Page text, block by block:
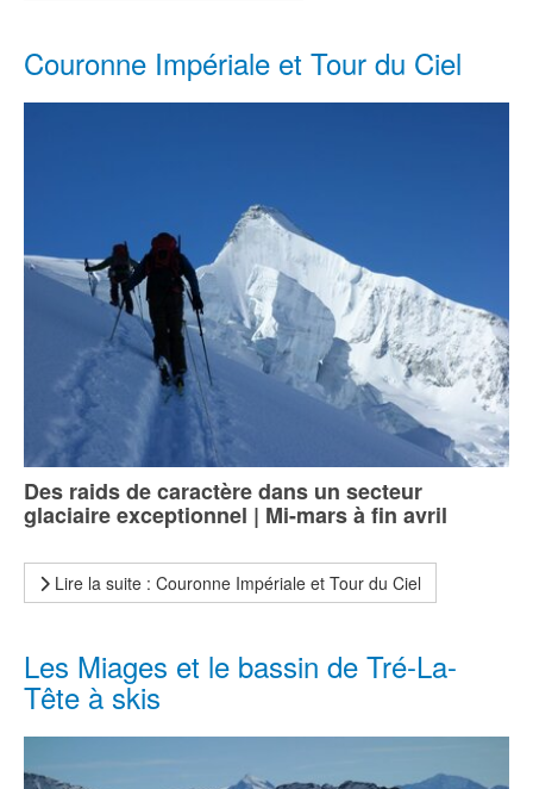
Couronne Impériale et Tour du Ciel
Des raids de caractère dans un secteur
glaciaire exceptionnel | Mi-mars à fin avril
Lire la suite : Couronne Impériale et Tour du Ciel
Les Miages et le bassin de Tré-La-
Tête à skis